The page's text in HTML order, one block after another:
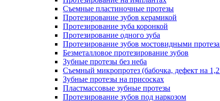
Съемные пластиночные протезы
Протезирование зубов керамикой
Протезирование зуба коронкой
Протезирование одного зуба
Протезирование зубов мостовидными
Безметалловое протезирование зубов
Зубные протезы без неба
Съемный микропротез (бабочка, дефект на
Зубные протезы на присосках
Пластмассовые зубные протезы
Протезирование зубов под наркозом